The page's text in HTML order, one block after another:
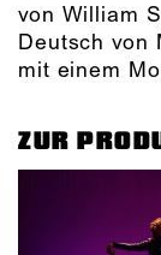
von William
Deutsch von
mit einem
ZUR